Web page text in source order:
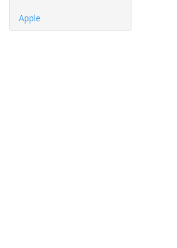
Apple